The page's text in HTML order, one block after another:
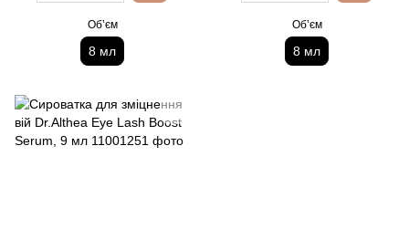
Обʼєм
8 мл
Обʼєм
8 мл